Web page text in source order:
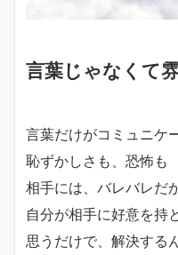
言葉じゃなくて
言葉だけがコミュニケ
恥ずかしさも、恐怖も
相手には、バレバレだ
自分が相手に好意を持
思うだけで、解決する